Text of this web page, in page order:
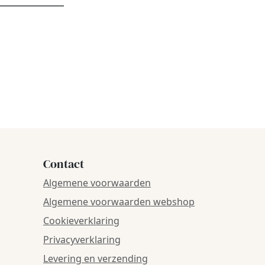
Contact
Algemene voorwaarden
Algemene voorwaarden webshop
Cookieverklaring
Privacyverklaring
Levering en verzending